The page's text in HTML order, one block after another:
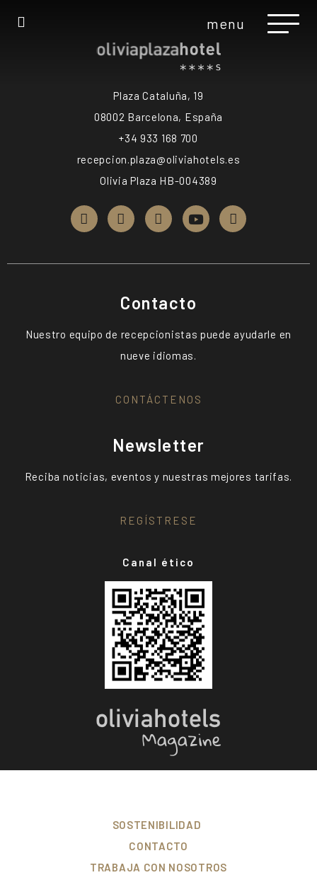
menu
Plaza Cataluña, 19
08002 Barcelona, España
+34 933 168 700
recepcion.plaza@oliviahotels.es
Olivia Plaza HB-004389
Contacto
Nuestro equipo de recepcionistas puede ayudarle en
nueve idiomas.
CONTÁCTENOS
Newsletter
Reciba noticias, eventos y nuestras mejores tarifas.
REGÍSTRESE
Canal ético
SOSTENIBILIDAD
CONTACTO
TRABAJA CON NOSOTROS